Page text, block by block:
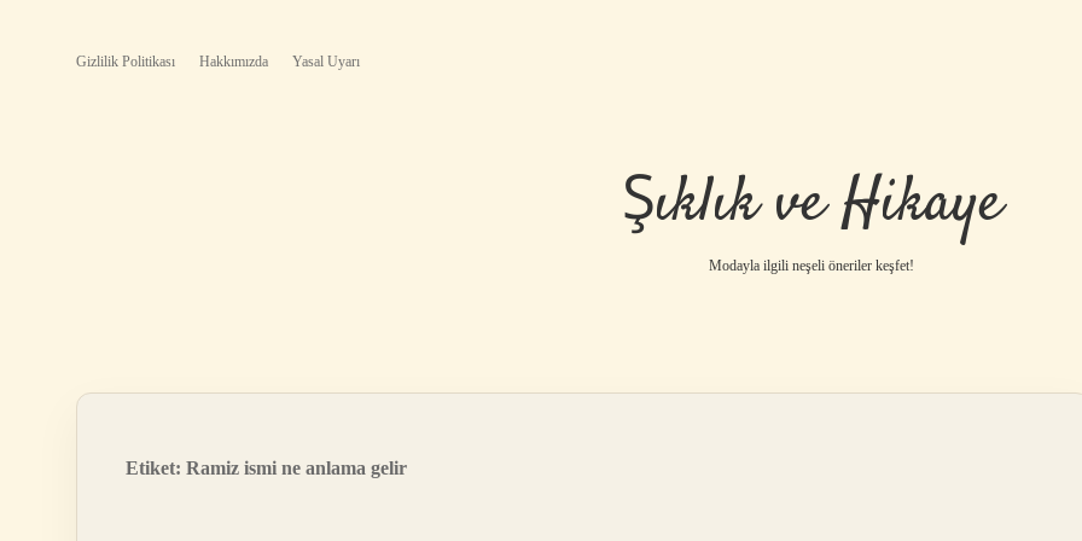
Gizlilik Politikası Hakkımızda Yasal Uyarı
Şıklık ve Hikaye
Modayla ilgili neşeli öneriler keşfet!
Etiket: Ramiz ismi ne anlama gelir